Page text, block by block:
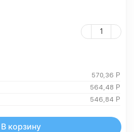
570,36 Р
564,48 Р
546,84 Р
В корзину